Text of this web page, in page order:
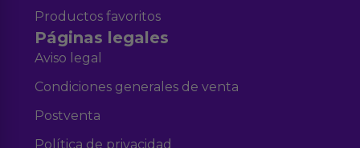
Productos favoritos
Páginas legales
Aviso legal
Condiciones generales de venta
Postventa
Política de privacidad